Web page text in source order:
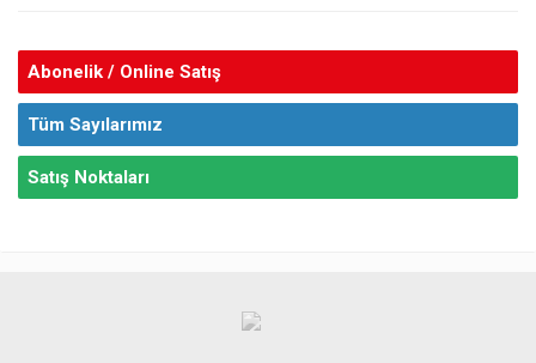
Abonelik / Online Satış
Tüm Sayılarımız
Satış Noktaları